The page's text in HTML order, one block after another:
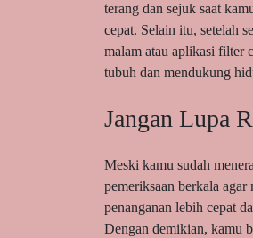
terang dan sejuk saat
cepat. Selain itu, setelah
malam atau aplikasi filter
tubuh dan mendukung
Jangan Lupa
Meski kamu sudah
pemeriksaan berkala
penanganan lebih cepat
Dengan demikian, kamu